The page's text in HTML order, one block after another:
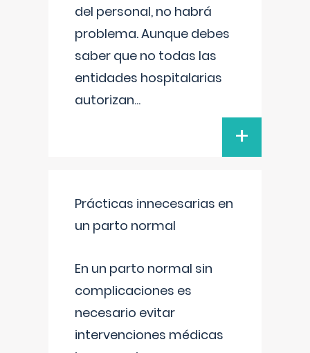
del personal, no habrá
problema. Aunque debes
saber que no todas las
entidades hospitalarias
autorizan...
+
Prácticas innecesarias en
un parto normal
En un parto normal sin
complicaciones es
necesario evitar
intervenciones médicas